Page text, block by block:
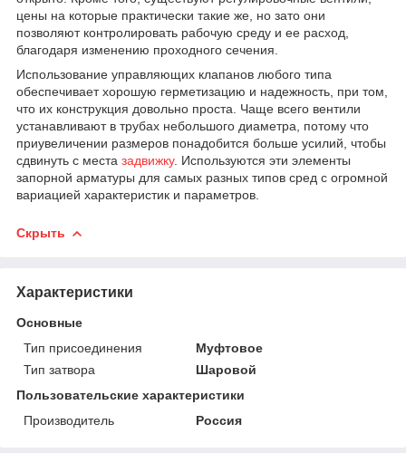
цены на которые практически такие же, но зато они
позволяют контролировать рабочую среду и ее расход,
благодаря изменению проходного сечения.
Использование управляющих клапанов любого типа
обеспечивает хорошую герметизацию и надежность, при том,
что их конструкция довольно проста. Чаще всего вентили
устанавливают в трубах небольшого диаметра, потому что
приувеличении размеров понадобится больше усилий, чтобы
сдвинуть с места задвижку. Используются эти элементы
запорной арматуры для самых разных типов сред с огромной
вариацией характеристик и параметров.
Скрыть
Характеристики
Основные
Тип присоединения
Муфтовое
Тип затвора
Шаровой
Пользовательские характеристики
Производитель
Россия